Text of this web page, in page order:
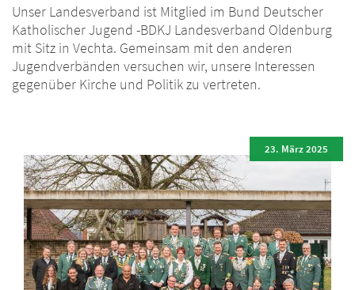
Unser Landesverband ist Mitglied im Bund Deutscher
Katholischer Jugend -BDKJ Landesverband Oldenburg
mit Sitz in Vechta. Gemeinsam mit den anderen
Jugendverbänden versuchen wir, unsere Interessen
gegenüber Kirche und Politik zu vertreten.
23. März 2025